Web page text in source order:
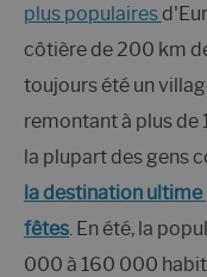
plus populaires
côtière de 200 km
toujours été un
remontant à plus de
la plupart des gens
la destination ultime
fêtes . En été, la
000 à 160 000